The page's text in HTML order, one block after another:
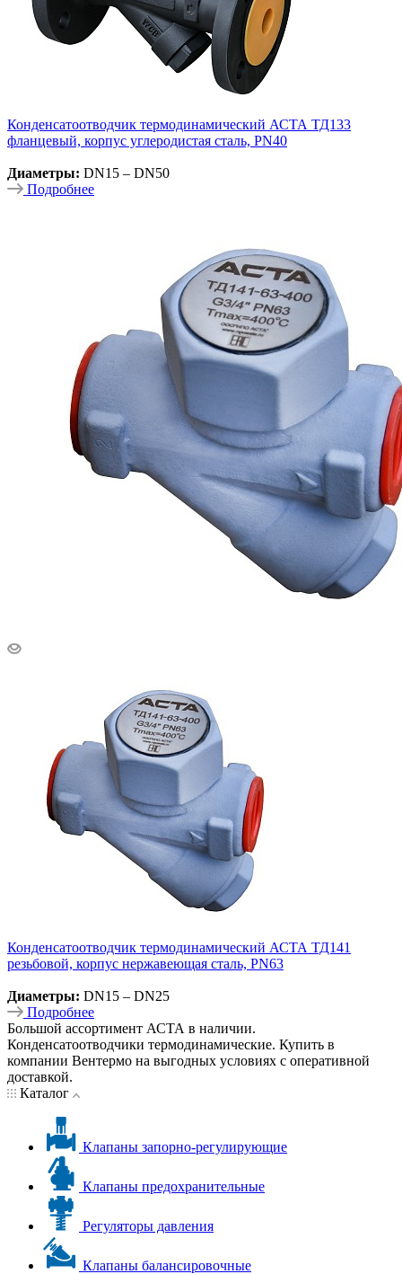
Конденсатоотводчик термодинамический АСТА ТД133
фланцевый, корпус углеродистая сталь, PN40
Диаметры: DN15 – DN50
Подробнее
Конденсатоотводчик термодинамический АСТА ТД141
резьбовой, корпус нержавеющая сталь, PN63
Диаметры: DN15 – DN25
Подробнее
Большой ассортимент АСТА в наличии.
Конденсатоотводчики термодинамические. Купить в
компании Вентермо на выгодных условиях с оперативной
доставкой.
Каталог
Клапаны запорно-регулирующие
Клапаны предохранительные
Регуляторы давления
Клапаны балансировочные